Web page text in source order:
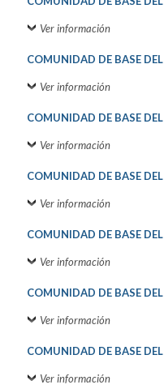
Ver información
COMUNIDAD DE BASE
Ver información
COMUNIDAD DE BASE
Ver información
COMUNIDAD DE BASE
Ver información
COMUNIDAD DE BASE
Ver información
COMUNIDAD DE BASE
Ver información
COMUNIDAD DE BASE
Ver información